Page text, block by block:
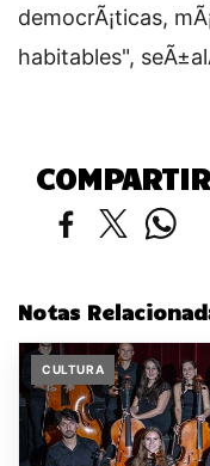
democrÃ¡ticas,
habitables",
Notas
CULTURA